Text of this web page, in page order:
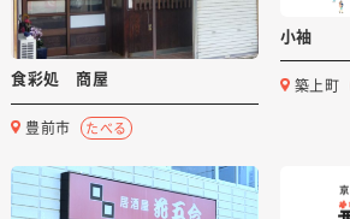
食彩処 商屋
豊前市 たべる
小袖
築上町